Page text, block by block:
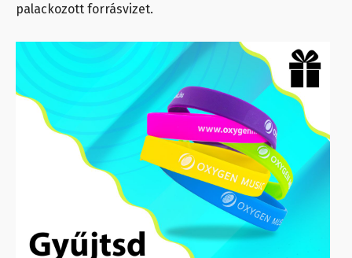
palackozott forrásvizet.